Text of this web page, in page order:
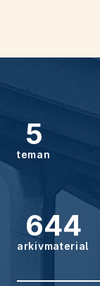
5
teman
644
arkivmaterial